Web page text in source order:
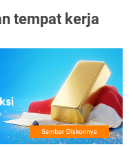
tempat kerja